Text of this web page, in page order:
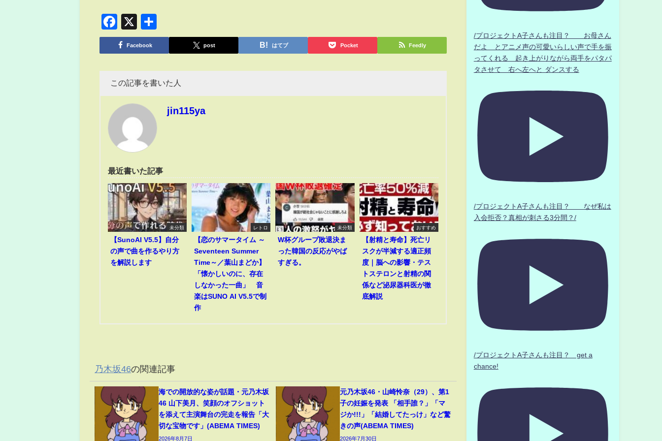
Facebook
X
有
Facebook post はてブ Pocket Feedly
この記事を書いた人
jin115ya
最近書いた記事
未分類
【SunoAI V5.5】自分
の声で曲を作るやり方
を解説します
レトロ
【恋のサマータイム ～
Seventeen Summer
Time～／葉山まどか】
「懐かしいのに、存在
しなかった一曲」 音
楽はSUNO AI V5.5で制
作
未分類
W杯グループ敗退決ま
った韓国の反応がやば
すぎる。
おすすめ
【射精と寿命】死亡リ
スクが半減する適正頻
度｜脳への影響・テス
トステロンと射精の関
係など泌尿器科医が徹
底解説
乃木坂46の関連記事
海での開放的な姿が話題・元乃木坂
46 山下美月、笑顔のオフショット
を添えて主演舞台の完走を報告「大
切な宝物です」(ABEMA TIMES)
2026年8月7日
元乃木坂46・山崎怜奈（29）、第1
子の妊娠を発表 「相手誰？」「マ
ジか!!!」「結婚してたっけ」など驚
きの声(ABEMA TIMES)
2026年7月30日
/プロジェクトA子さんも注目？ お母さん
だよ とアニメ声の可愛いらしい声で手を振
ってくれる 起き上がりながら両手をパタパ
タさせて 右へ左へと ダンスする
/プロジェクトA子さんも注目？ なぜ私は
入会拒否？真相が刺さる3分間？/
/プロジェクトA子さんも注目？ get a
chance!